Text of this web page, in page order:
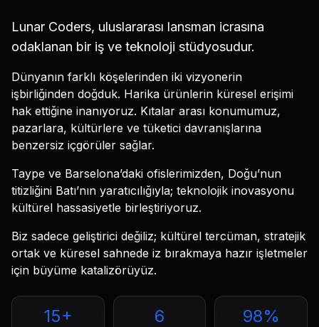
Lunar Coders, uluslararası lansman icrasına
odaklanan bir iş ve teknoloji stüdyosudur.
Dünyanın farklı köşelerinden iki vizyonerin
işbirliğinden doğduk. Harika ürünlerin küresel erişimi
hak ettiğine inanıyoruz. Kıtalar arası konumumuz,
pazarlara, kültürlere ve tüketici davranışlarına
benzersiz içgörüler sağlar.
Taype ve Barselona’daki ofislerimizden, Doğu’nun
titizliğini Batı’nın yaratıcılığıyla; teknolojik inovasyonu
kültürel hassasiyetle birleştiriyoruz.
Biz sadece geliştirici değiliz; kültürel tercüman, stratejik
ortak ve küresel sahnede iz bırakmaya hazır işletmeler
için büyüme katalizörüyüz.
15+ 6 98%